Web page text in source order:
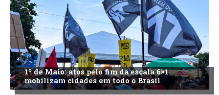
1º de Maio: atos pelo fim da escala 6×1
mobilizam cidades em todo o Brasil